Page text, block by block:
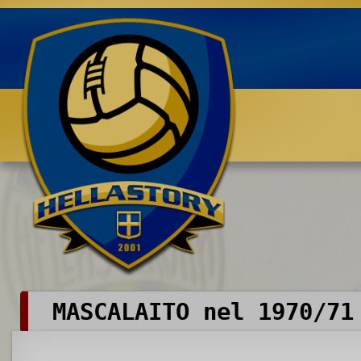
Benvenuti su HELLASTORY.net
MASCALAITO nel 1970/71